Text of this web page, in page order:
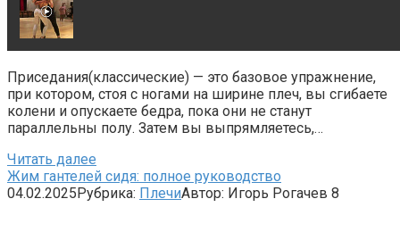
Приседания(классические) — это базовое упражнение,
при котором, стоя с ногами на ширине плеч, вы сгибаете
колени и опускаете бедра, пока они не станут
параллельны полу. Затем вы выпрямляетесь,…
Читать далее
Жим гантелей сидя: полное руководство
04.02.2025 Рубрика: ПлечиАвтор: Игорь Рогачев 8
Этот танец невесты оставит вас без слов!